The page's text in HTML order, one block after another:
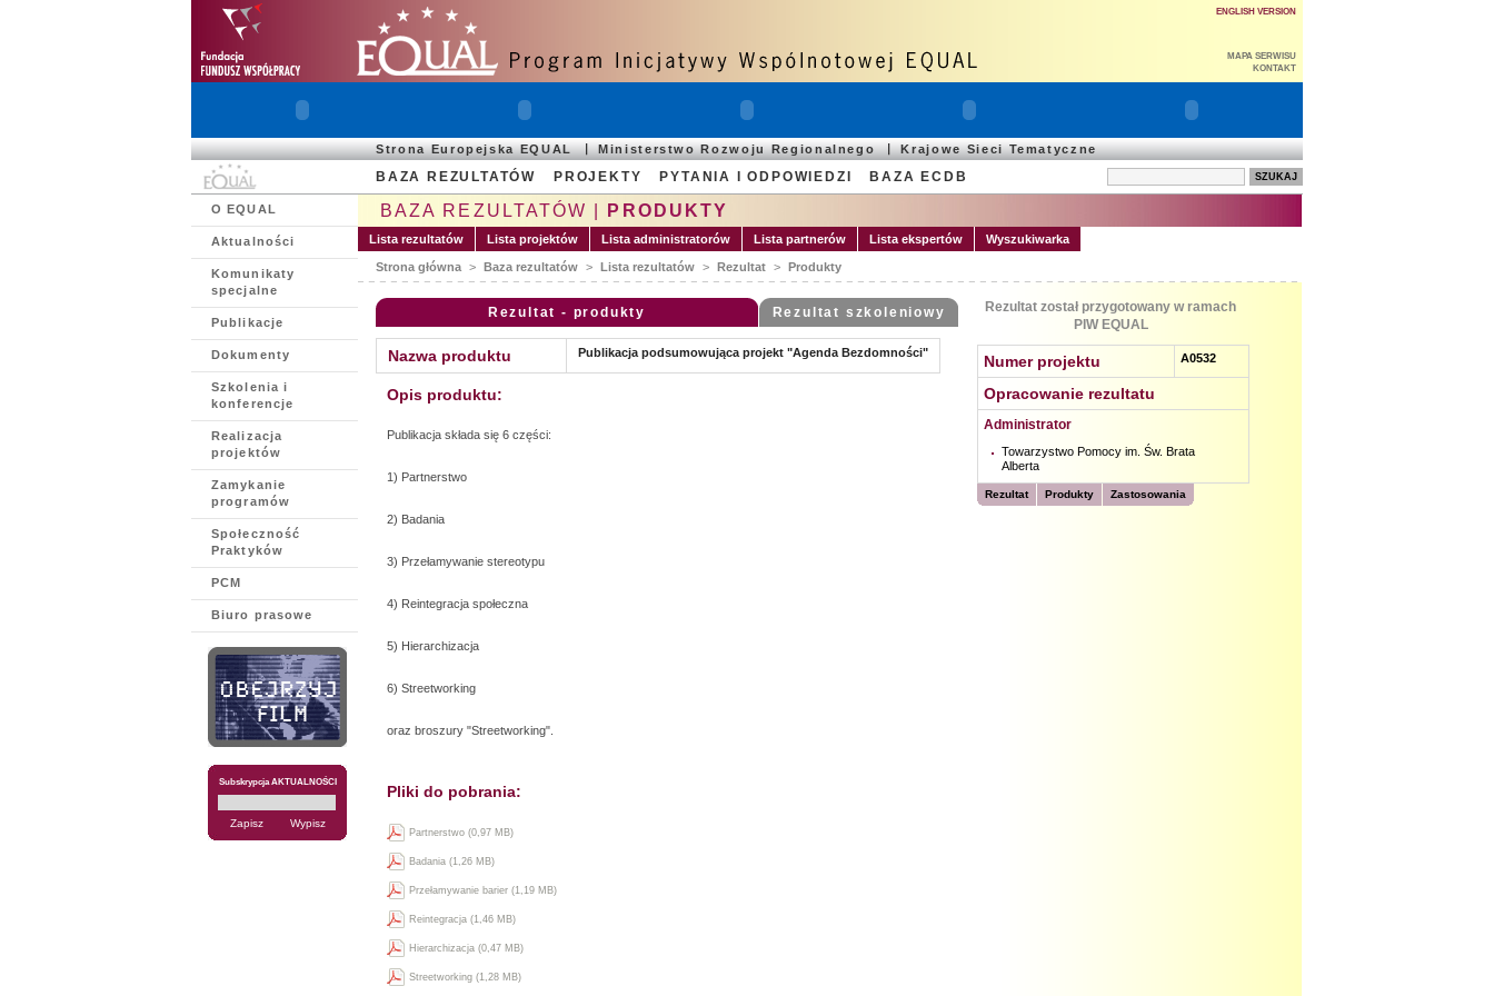
ENGLISH VERSION
MAPA SERWISU
KONTAKT
Strona Europejska EQUAL Ministerstwo Rozwoju Regionalnego Krajowe Sieci Tematyczne
BAZA REZULTATÓW PROJEKTY PYTANIA I ODPOWIEDZI BAZA ECDB
O EQUAL
Aktualności
Komunikaty
specjalne
Publikacje
Dokumenty
Szkolenia i
konferencje
Realizacja
projektów
Zamykanie
programów
Społeczność
Praktyków
PCM
Biuro prasowe
Subskrypcja AKTUALNOŚCI
BAZA REZULTATÓW | PRODUKTY
Lista rezultatów Lista projektów Lista administratorów Lista partnerów Lista ekspertów Wyszukiwarka
Strona główna > Baza rezultatów > Lista rezultatów > Rezultat > Produkty
Rezultat - produkty Rezultat szkoleniowy
Nazwa produktu Publikacja podsumowująca projekt "Agenda Bezdomności"
Opis produktu:
Publikacja składa się 6 części:
1) Partnerstwo
2) Badania
3) Przełamywanie stereotypu
4) Reintegracja społeczna
5) Hierarchizacja
6) Streetworking
oraz broszury "Streetworking".
Pliki do pobrania:
Partnerstwo (0,97 MB)
Badania (1,26 MB)
Przełamywanie barier (1,19 MB)
Reintegracja (1,46 MB)
Hierarchizacja (0,47 MB)
Streetworking (1,28 MB)
Rezultat został przygotowany w ramach
PIW EQUAL
Numer projektu A0532
Opracowanie rezultatu
Administrator
Towarzystwo Pomocy im. Św. Brata
Alberta
Rezultat Produkty Zastosowania